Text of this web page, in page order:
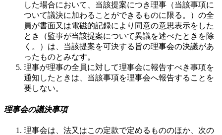
した場合において、当該提案につき理事（当該事項に
ついて議決に加わることができるものに限る。）の全
員が書面又は電磁的記録により同意の意思表示をした
とき（監事が当該提案について異議を述べたときを除
く。）は、当該提案を可決する旨の理事会の決議があ
ったものとみなす。
理事が理事の全員に対して理事会に報告すべき事項を
通知したときは、当該事項を理事会へ報告することを
要しない。
理事会の議決事項
理事会は、法又はこの定款で定めるもののほか、次の